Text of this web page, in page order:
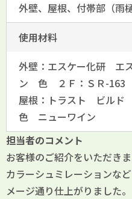
外壁、屋根、付帯部（雨
使用材料
外壁：エスケー化研 エ
ン 色 ２Ｆ：ＳＲ-163
屋根：トラスト ビルド
色 ニューワイン
担当者のコメント
お客様のご紹介をいただきま
カラーシュミレーションな
メージ通り仕上がりました。